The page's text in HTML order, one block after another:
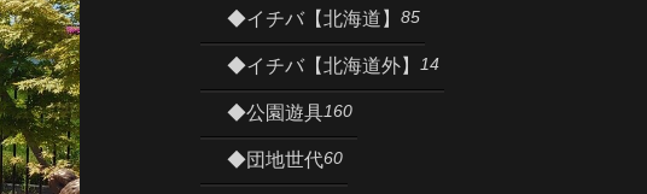
◆イチバ【北海道】 85
◆イチバ【北海道外】 14
◆公園遊具160
◆団地世代60